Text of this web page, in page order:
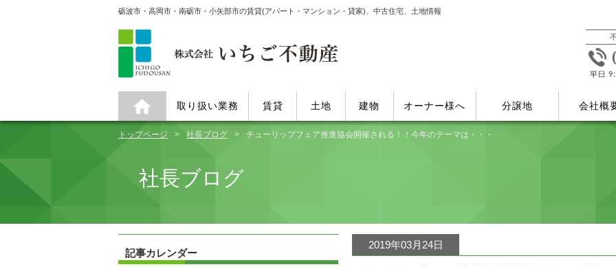
砺波市・高岡市・南砺市・小矢部市の賃貸(アパート・マンション・貸家)、中古住宅、土地情報
取り扱い業務 賃貸 土地 建物 オーナー様へ 分譲地 会社概
トップページ 社長ブログ チューリップフェア推進協会開催される！！今年のテーマは・・・
社長ブログ
2019年03月24日
記事カレンダー